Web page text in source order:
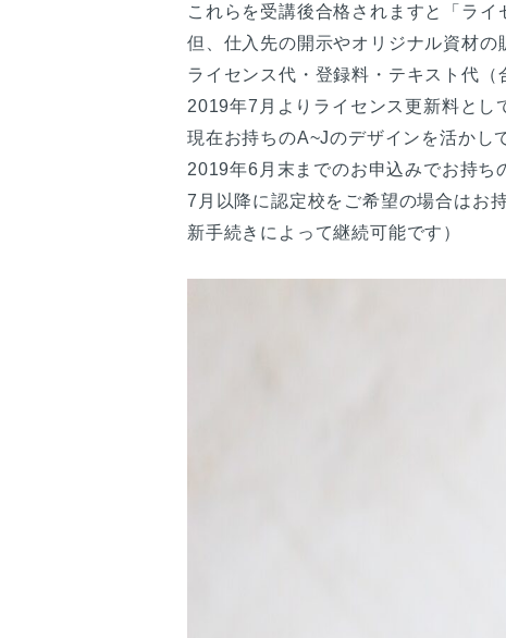
これらを受講後合格されますと「ライ
但、仕入先の開示やオリジナル資材の
ライセンス代・登録料・テキスト代（
2019年7月よりライセンス更新料とし
現在お持ちのA~Jのデザインを活かし
2019年6月末までのお申込みでお持ち
7月以降に認定校をご希望の場合はお
新手続きによって継続可能です）